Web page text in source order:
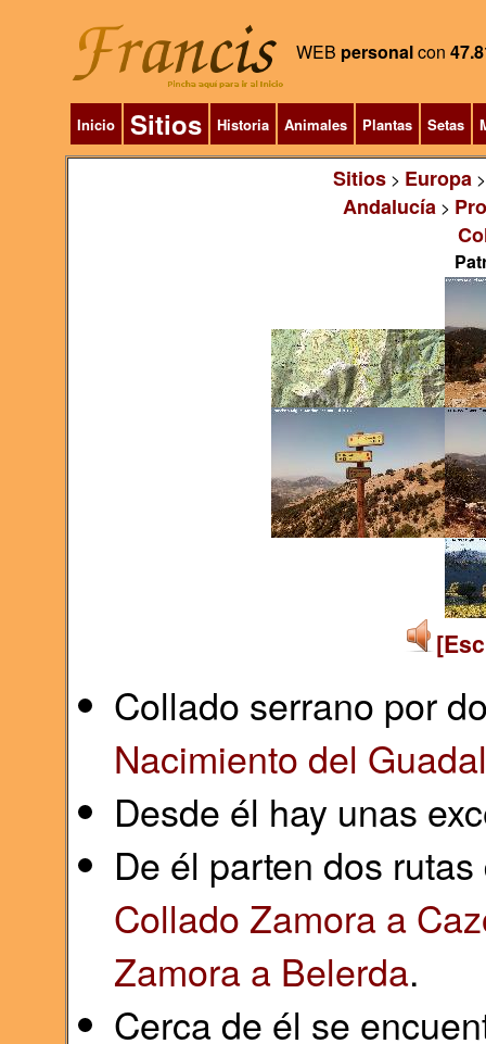
WEB personalcon
Inicio Sitios Historia Animales Plantas Setas
Sitios> Europa
Andalucía>
Collado serrano por
Nacimiento del
Desde él hay unas
De él parten dos
Collado Zamora a
Zamora a Belerda.
Cerca de él se